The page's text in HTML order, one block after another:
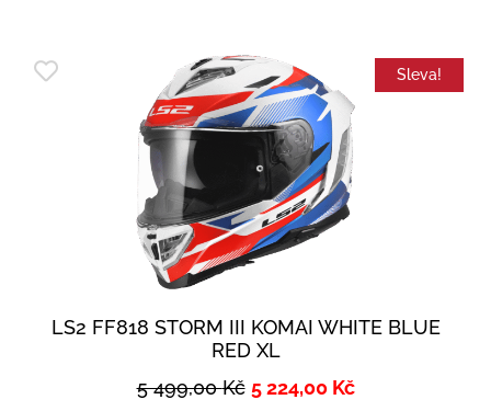
Sleva!
LS2 FF818 STORM III KOMAI WHITE BLUE
RED XL
5 499,00Kč 5 224,00 Kč